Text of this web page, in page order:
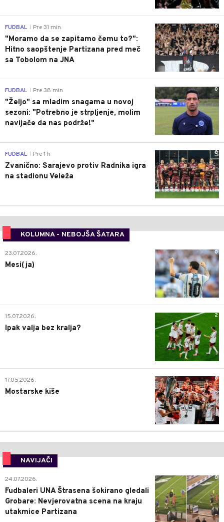
0
FUDBAL Pre 31 min
"Moramo da se zapitamo čemu to?":
Hitno saopštenje Partizana pred meč
sa Tobolom na JNA
0
FUDBAL Pre 38 min
"Željo" sa mladim snagama u novoj
sezoni: "Potrebno je strpljenje, molim
navijače da nas podrže!"
0
FUDBAL Pre 1 h
Zvanično: Sarajevo protiv Radnika igra
na stadionu Veleža
KOLUMNA - NEBOJŠA ŠATARA
0
23.07.2026.
Mesi(ja)
2
15.07.2026.
Ipak valja bez kralja?
0
17.05.2026.
Mostarske kiše
NAVIJAČI
0
24.07.2026.
Fudbaleri UNA Štrasena šokirano gledali
Grobare: Nevjerovatna scena na kraju
utakmice Partizana